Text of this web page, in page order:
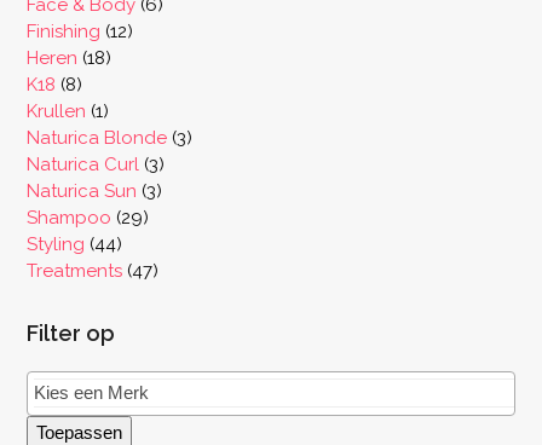
Face & Body 6
Finishing 1212
Heren 1818
K18 88
producten
Krullen 11
product
Naturica Blonde 33
Naturica Curl 33
producten
Naturica Sun 33
Shampoo 2929
Styling 4444
producten
Treatments 4747
Filter op
Toepassen